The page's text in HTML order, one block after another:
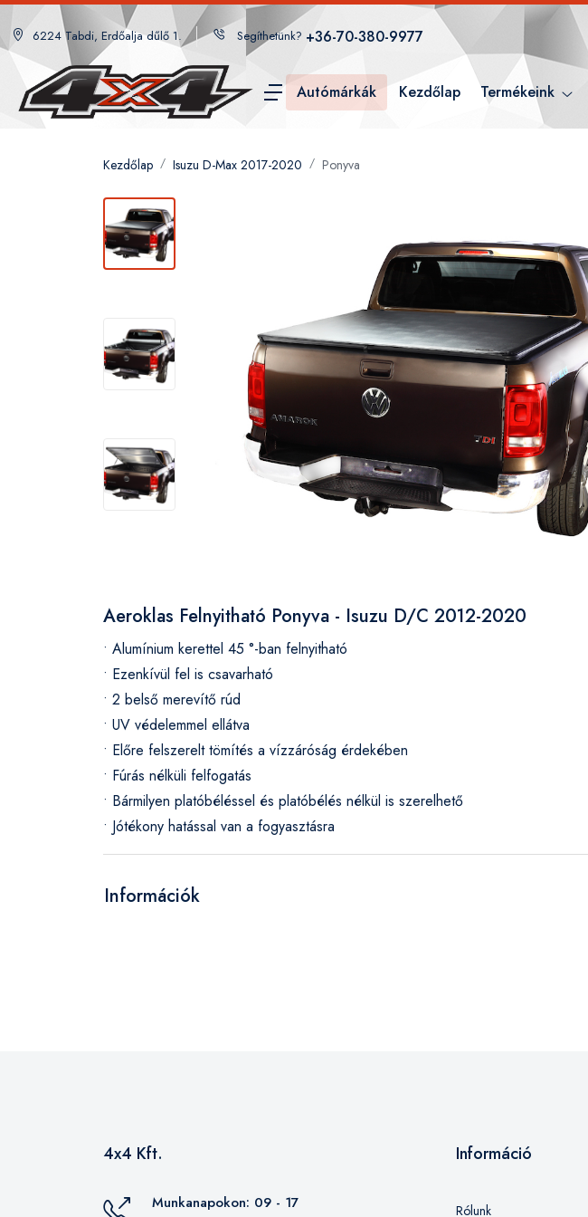
6224 Tabdi, Erdőalja dűlő 1. Segíthetünk? +36-70-380-9977
Autómárkák Kezdőlap Termékeink
Kezdőlap Isuzu D-Max 2017-2020 Ponyva
Aeroklas Felnyitható Ponyva - Isuzu D/C 2012-2020
• Alumínium kerettel 45 °-ban felnyitható
• Ezenkívül fel is csavarható
• 2 belső merevítő rúd
• UV védelemmel ellátva
• Előre felszerelt tömítés a vízzáróság érdekében
• Fúrás nélküli felfogatás
• Bármilyen platóbéléssel és platóbélés nélkül is szerelhető
• Jótékony hatással van a fogyasztásra
Információk
4x4 Kft.
Munkanapokon: 09 - 17
Információ
Rólunk